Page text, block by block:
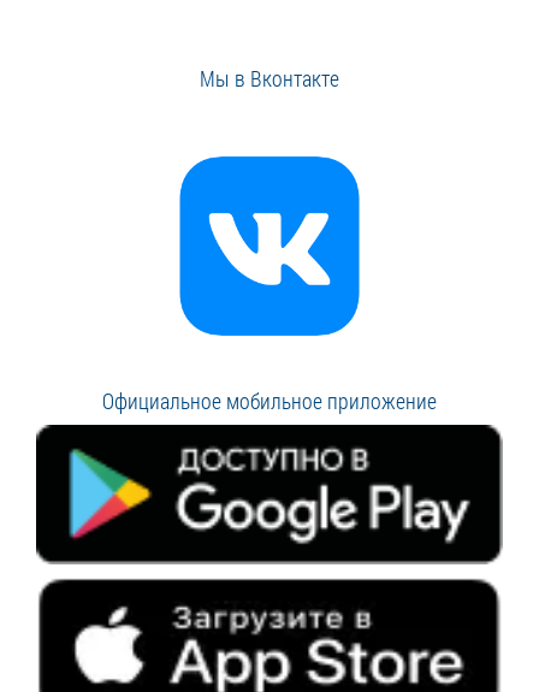
Мы в Вконтакте
Официальное мобильное приложение